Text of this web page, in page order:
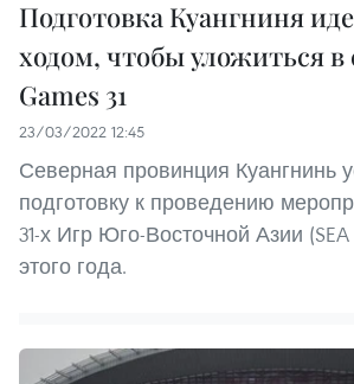
Подготовка Куангниня
ходом, чтобы уложиться в
Games 31
23/03/2022 12:45
Северная провинция Куангнинь
подготовку к проведению
31-х Игр Юго-Восточной Азии
этого года.